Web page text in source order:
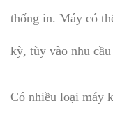
thống in. Máy có
kỳ, tùy vào nhu cầu
Có nhiều loại máy